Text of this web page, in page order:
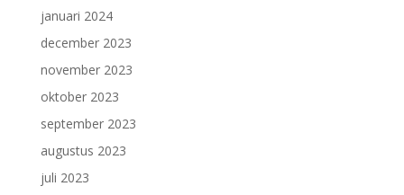
januari 2024
december 2023
november 2023
oktober 2023
september 2023
augustus 2023
juli 2023